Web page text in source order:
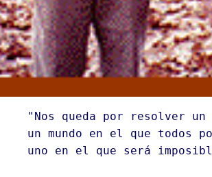
"Nos queda por resolver
un mundo en el que todos
uno en el que será